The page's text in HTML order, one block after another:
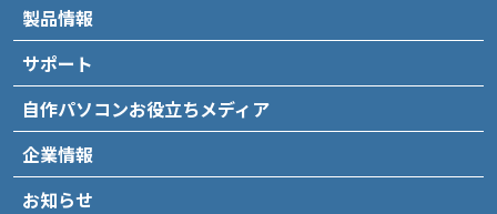
製品情報
サポート
自作パソコンお役立ちメディア
企業情報
お知らせ